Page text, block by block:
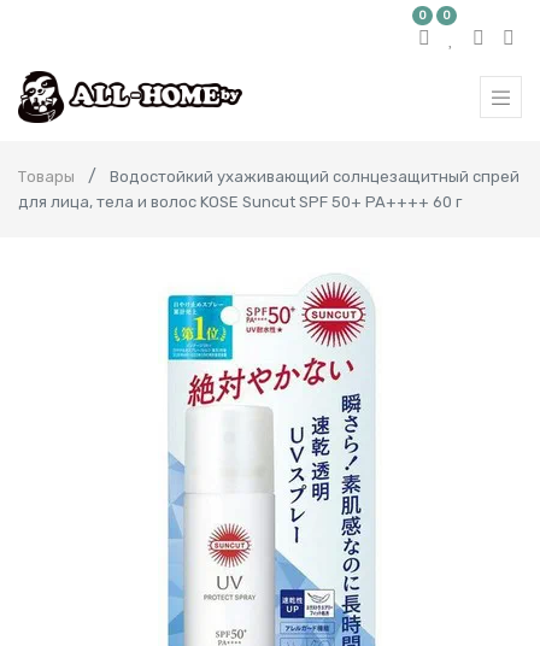
0 0
Товары
Водостойкий ухаживающий солнцезащитный спрей
для лица, тела и волос KOSE Suncut SPF 50+ PA++++ 60 г